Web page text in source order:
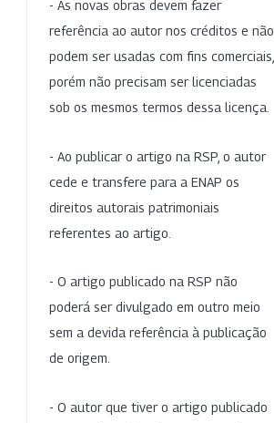
- As novas obras devem fazer
referência ao autor nos créditos e não
podem ser usadas com fins comerciais,
porém não precisam ser licenciadas
sob os mesmos termos dessa licença.
- Ao publicar o artigo na RSP, o autor
cede e transfere para a ENAP os
direitos autorais patrimoniais
referentes ao artigo.
- O artigo publicado na RSP não
poderá ser divulgado em outro meio
sem a devida referência à publicação
de origem.
- O autor que tiver o artigo publicado